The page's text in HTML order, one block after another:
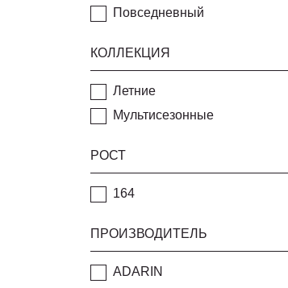
Повседневный
КОЛЛЕКЦИЯ
Летние
Мультисезонные
РОСТ
164
ПРОИЗВОДИТЕЛЬ
ADARIN